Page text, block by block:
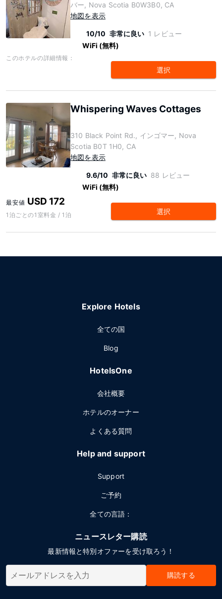
バー, Nova Scotia B0W3B0, CA
地図を表示
10/10 非常に良い 1 レビュー
WiFi (無料)
このホテルの詳細情報：
選択
Whispering Waves Cottages
310 Black Point Rd., インゴマー, Nova
Scotia B0T 1H0, CA
地図を表示
9.6/10 非常に良い 88 レビュー
WiFi (無料)
最安値 USD 172
1泊ごとの1室料金 / 1泊 選択
Explore Hotels
全ての国
Blog
HotelsOne
会社概要
ホテルのオーナー
よくある質問
Help and support
Support
ご予約
全ての言語：
ニュースレター購読
最新情報と特別オファーを受け取ろう！
購読する